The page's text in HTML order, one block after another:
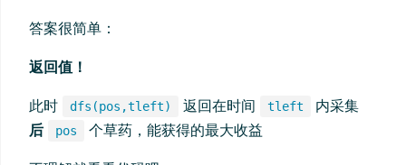
答案很简单：
返回值！
此时 dfs(pos,tleft) 返回在时间 tleft
内采集
后
pos 个草药，能获得的最大收益